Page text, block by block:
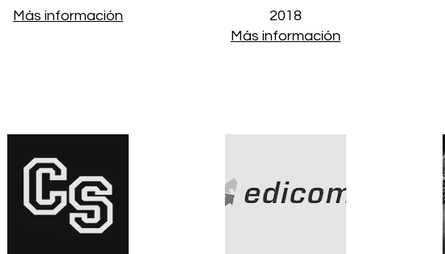
Más información
2018
Más información